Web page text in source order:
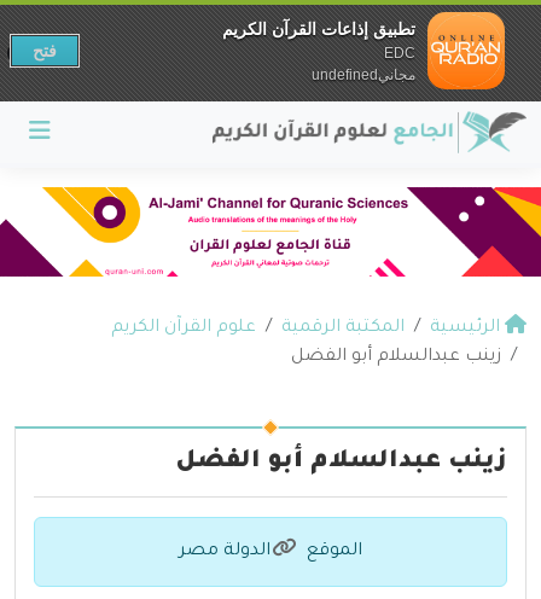
الرئيسية المكتبة الرقمية
علوم القرآن الكريم
زينب عبدالسلام أبو الفضل
زينب عبدالسلام أبو الفضل
الموقع الدولة مصر
تطبيق إذاعات القرآن الكريم
EDC
مجانيundefined
فتح